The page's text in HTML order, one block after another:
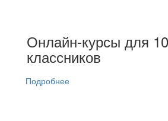
Онлайн-курсы для
классников
Подробнее